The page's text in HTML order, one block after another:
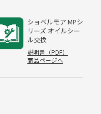
ショベルモア MPシ
リーズ オイルシー
ル交換
説明書（PDF）
商品ページへ